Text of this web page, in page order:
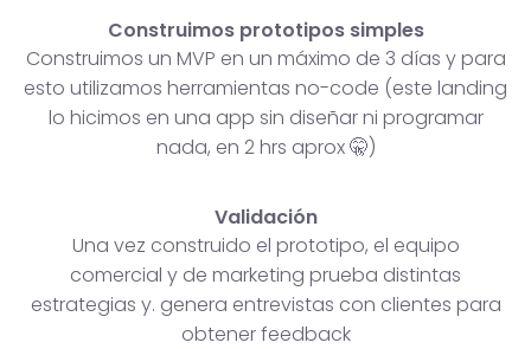
Construimos prototipos simples
Construimos un MVP en un máximo de 3 días y para
esto utilizamos herramientas no-code (este landing
lo hicimos en una app sin diseñar ni programar
nada, en 2 hrs aprox 🤫)
Validación
Una vez construido el prototipo, el equipo
comercial y de marketing prueba distintas
estrategias y. genera entrevistas con clientes para
obtener feedback